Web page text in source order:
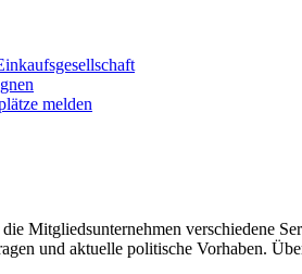
melden
Mitgliedsunternehmen verschiedene
und aktuelle politische Vorhaben.